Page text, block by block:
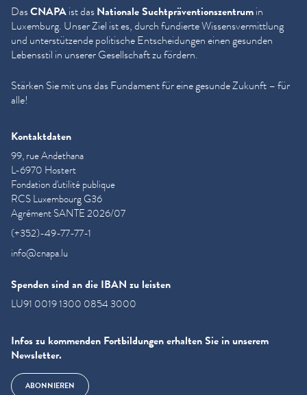
DasCNAPAist dasNationale Sucht­präven­tion­szen­trumin
Luxemburg. Unser Ziel ist es, durch fundierte Wis­sensver­mit­tlung
und unter­stützende politische Entschei­dun­gen einen gesunden
Lebensstil in unserer Gesellschaft zu fördern.
Stärken Sie mit uns das Fundament für eine gesunde Zukunft – für
alle!
Kontaktdaten
99, rue Andethana
L-6970 Hostert
Fondation d'utilité publique
RCS Luxembourg G36
Agrément SANTE 2026/07
(+352)-49-77-77-1
info@cnapa.lu
Spenden sind an die IBAN zu leisten
LU91 0019 1300 0854 3000
Infos zu kommenden Fortbildungen erhalten Sie in unserem
Newsletter.
ABONNIEREN